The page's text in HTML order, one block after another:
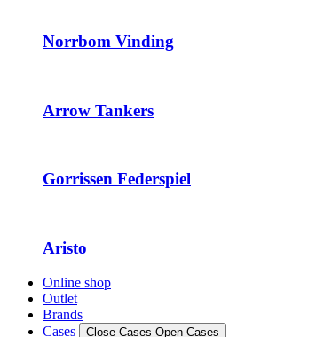
Norrbom Vinding
Arrow Tankers
Gorrissen Federspiel
Aristo
Online shop
Outlet
Brands
Cases
Close Cases Open Cases